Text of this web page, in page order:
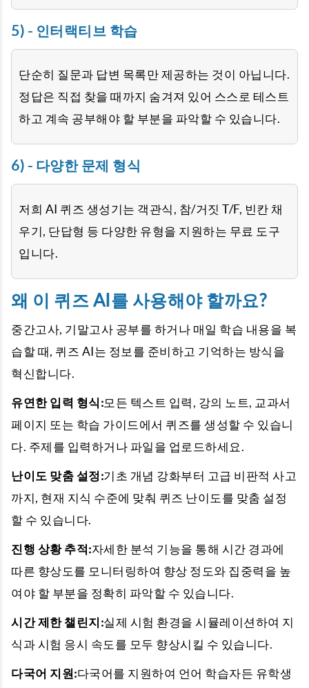
5) - 인터랙티브 학습
단순히 질문과 답변 목록만 제공하는 것이 아닙니다.
정답은 직접 찾을 때까지 숨겨져 있어 스스로 테스트
하고 계속 공부해야 할 부분을 파악할 수 있습니다.
6) - 다양한 문제 형식
저희 AI 퀴즈 생성기는 객관식, 참/거짓 T/F, 빈칸 채
우기, 단답형 등 다양한 유형을 지원하는 무료 도구
입니다.
왜 이 퀴즈 AI를 사용해야 할까요?
중간고사, 기말고사 공부를 하거나 매일 학습 내용을 복
습할 때, 퀴즈 AI는 정보를 준비하고 기억하는 방식을
혁신합니다.
유연한 입력 형식:모든 텍스트 입력, 강의 노트, 교과서
페이지 또는 학습 가이드에서 퀴즈를 생성할 수 있습니
다. 주제를 입력하거나 파일을 업로드하세요.
난이도 맞춤 설정:기초 개념 강화부터 고급 비판적 사고
까지, 현재 지식 수준에 맞춰 퀴즈 난이도를 맞춤 설정
할 수 있습니다.
진행 상황 추적:자세한 분석 기능을 통해 시간 경과에
따른 향상도를 모니터링하여 향상 정도와 집중력을 높
여야 할 부분을 정확히 파악할 수 있습니다.
시간 제한 챌린지:실제 시험 환경을 시뮬레이션하여 지
식과 시험 응시 속도를 모두 향상시킬 수 있습니다.
다국어 지원:다국어를 지원하여 언어 학습자든 유학생